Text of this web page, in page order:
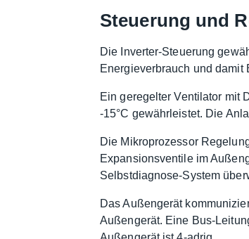
Steuerung und
Die Inverter-Steuerung
Energieverbrauch und damit
Ein geregelter Ventilator mit
-15°C gewährleistet. Die
Die Mikroprozessor
Expansionsventile im
Selbstdiagnose-System
Das Außengerät
Außengerät. Eine Bus-